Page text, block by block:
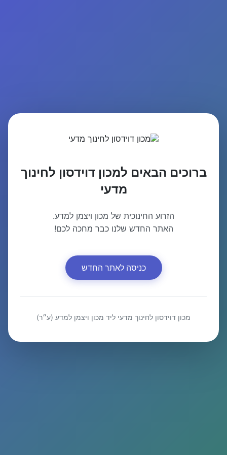
ברוכים הבאים למכון דוידסון לחינוך
מדעי
הזרוע החינוכית של מכון ויצמן למדע.
האתר החדש שלנו כבר מחכה לכם!
כניסה לאתר החדש
מכון דוידסון לחינוך מדעי ליד מכון ויצמן למדע (ע״ר)